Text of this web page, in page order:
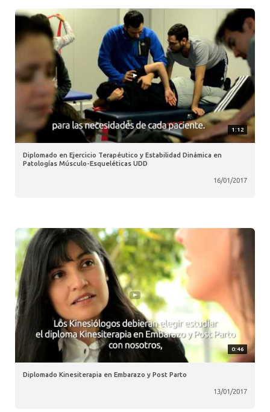
1:12
Diplomado en Ejercicio Terapéutico y Estabilidad Dinámica en
Patologías Músculo-Esqueléticas UDD
16/01/2017
0:46
Diplomado Kinesiterapia en Embarazo y Post Parto
13/01/2017